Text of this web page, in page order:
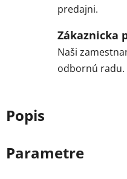
predajni.
Zákaznicka
Naši
odbornú radu.
Popis
Parametre